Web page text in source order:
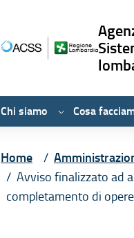
Chi siamo Cosa
Home
Avviso finalizzato ad
completamento di